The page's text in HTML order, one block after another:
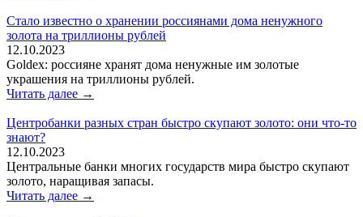
Стало известно о хранении россиянами дома ненужного
золота на триллионы рублей
12.10.2023
Goldex: россияне хранят дома ненужные им золотые
украшения на триллионы рублей.
Читать далее →
Центробанки разных стран быстро скупают золото: они что-то
знают?
12.10.2023
Центральные банки многих государств мира быстро скупают
золото, наращивая запасы.
Читать далее →